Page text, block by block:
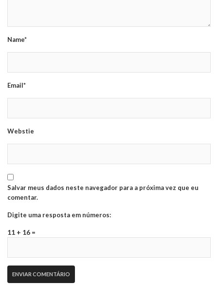
Name*
Email*
Webstie
Salvar meus dados neste navegador para a próxima vez que eu
comentar.
Digite uma resposta em números:
11 + 16 =